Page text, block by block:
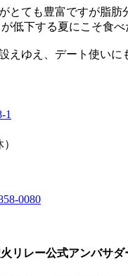
とても豊富ですが脂
低下する夏にこそ食べ
えゆえ、デート使いに
1
0080
リレー公式アンバサダ